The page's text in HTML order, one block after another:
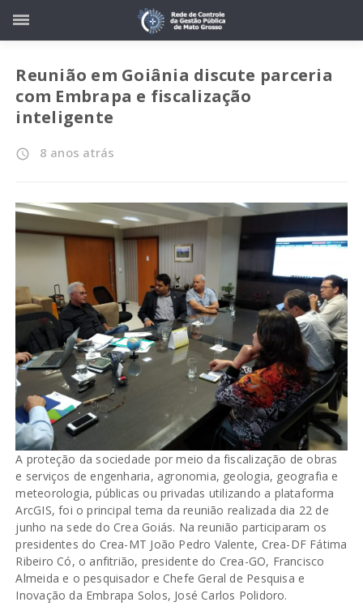
Reunião em Goiânia discute parceria
com Embrapa e fiscalização
inteligente
access_time 8 anos atrás
A proteção da sociedade por meio da fiscalização de obras
e serviços de engenharia, agronomia, geologia, geografia e
meteorologia, públicas ou privadas utilizando a plataforma
ArcGIS, foi o principal tema da reunião realizada dia 22 de
junho na sede do Crea Goiás. Na reunião participaram os
presidentes do Crea-MT João Pedro Valente, Crea-DF Fátima
Ribeiro Có, o anfitrião, presidente do Crea-GO, Francisco
Almeida e o pesquisador e Chefe Geral de Pesquisa e
Inovação da Embrapa Solos, José Carlos Polidoro.